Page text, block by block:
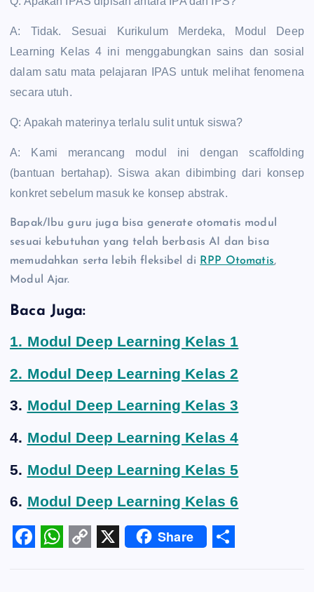
A: Tidak. Sesuai Kurikulum Merdeka, Modul Deep
Learning Kelas 4 ini menggabungkan sains dan sosial
dalam satu mata pelajaran IPAS untuk melihat fenomena
secara utuh.
Q: Apakah materinya terlalu sulit untuk siswa?
A: Kami merancang modul ini dengan scaffolding
(bantuan bertahap). Siswa akan dibimbing dari konsep
konkret sebelum masuk ke konsep abstrak.
Bapak/Ibu guru juga bisa generate otomatis modul
sesuai kebutuhan yang telah berbasis AI dan bisa
memudahkan serta lebih fleksibel di RPP Otomatis,
Modul Ajar.
Baca Juga:
1. Modul Deep Learning Kelas 1
2. Modul Deep Learning Kelas 2
3. Modul Deep Learning Kelas 3
4. Modul Deep Learning Kelas 4
5. Modul Deep Learning Kelas 5
6. Modul Deep Learning Kelas 6
Share